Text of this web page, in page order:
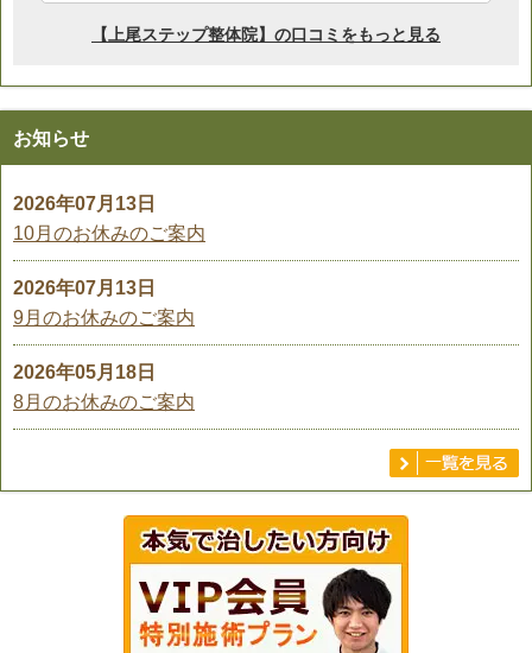
お知らせ
2026年07月13日
10月のお休みのご案内
2026年07月13日
9月のお休みのご案内
2026年05月18日
8月のお休みのご案内